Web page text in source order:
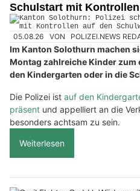
Schulstart mit
05.08.26 VON POLIZEI.NEWS
Im Kanton Solothurn machen
Montag zahlreiche Kinder zum
den Kindergarten oder in die
Die Polizei ist auf den
präsent und appelliert an die
besonders achtsam zu sein.
Weiterlesen